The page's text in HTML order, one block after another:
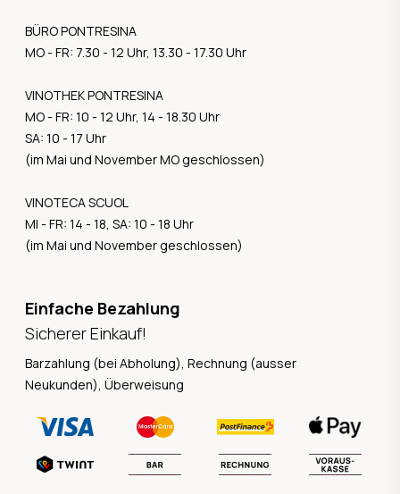
BÜRO PONTRESINA
MO - FR: 7.30 - 12 Uhr, 13.30 - 17.30 Uhr
VINOTHEK PONTRESINA
MO - FR: 10 - 12 Uhr, 14 - 18.30 Uhr
SA: 10 - 17 Uhr
(im Mai und November MO geschlossen)
VINOTECA SCUOL
MI - FR: 14 - 18, SA: 10 - 18 Uhr
(im Mai und November geschlossen)
Einfache Bezahlung
Sicherer Einkauf!
Barzahlung (bei Abholung), Rechnung (ausser
Neukunden), Überweisung